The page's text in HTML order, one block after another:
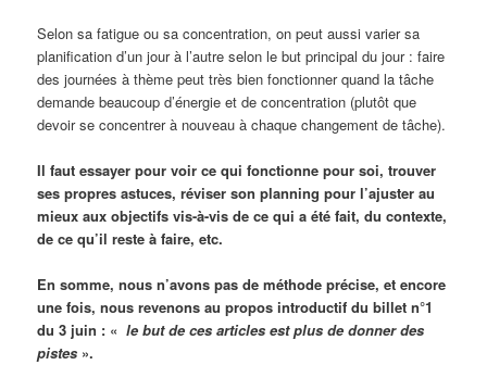
Selon sa fatigue ou sa concentration, on peut aussi varier sa
planification d’un jour à l’autre selon le but principal du jour : faire
des journées à thème peut très bien fonctionner quand la tâche
demande beaucoup d’énergie et de concentration (plutôt que
devoir se concentrer à nouveau à chaque changement de tâche).
Il faut essayer pour voir ce qui fonctionne pour soi, trouver
ses propres astuces, réviser son planning pour l’ajuster au
mieux aux objectifs vis-à-vis de ce qui a été fait, du contexte,
de ce qu’il reste à faire, etc.
En somme, nous n’avons pas de méthode précise, et encore
une fois, nous revenons au propos introductif du billet n°1
du 3 juin : «le but de ces articles est plus de donner des
pistes ».